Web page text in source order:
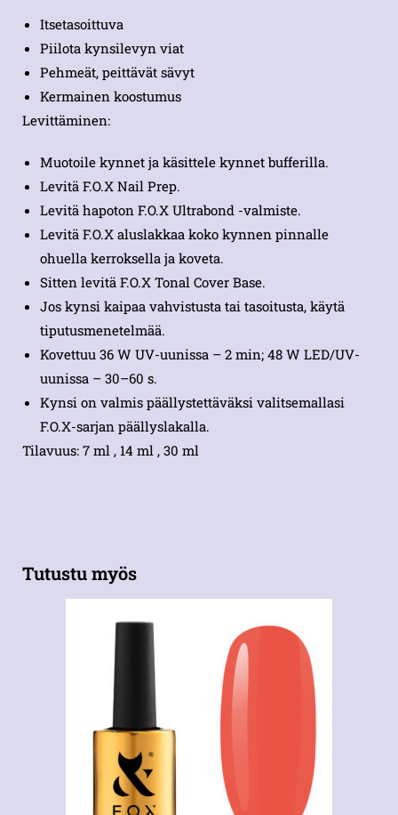
Itsetasoittuva
Piilota kynsilevyn viat
Pehmeät, peittävät sävyt
Kermainen koostumus
Levittäminen:
Muotoile kynnet ja käsittele kynnet bufferilla.
Levitä F.O.X Nail Prep.
Levitä hapoton F.O.X Ultrabond -valmiste.
Levitä F.O.X aluslakkaa koko kynnen pinnalle
ohuella kerroksella ja koveta.
Sitten levitä F.O.X Tonal Cover Base.
Jos kynsi kaipaa vahvistusta tai tasoitusta, käytä
tiputusmenetelmää.
Kovettuu 36 W UV-uunissa – 2 min; 48 W LED/UV-
uunissa – 30–60 s.
Kynsi on valmis päällystettäväksi valitsemallasi
F.O.X-sarjan päällyslakalla.
Tilavuus: 7 ml , 14 ml , 30 ml
Tutustu myös